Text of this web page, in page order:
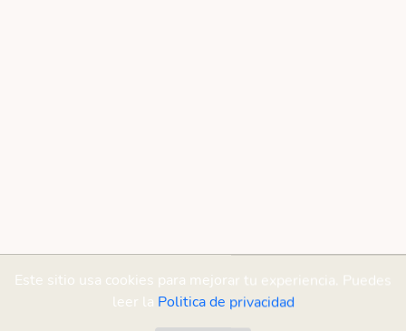
Este sitio usa cookies para mejorar tu experiencia. Puedes
leer la Politica de privacidad